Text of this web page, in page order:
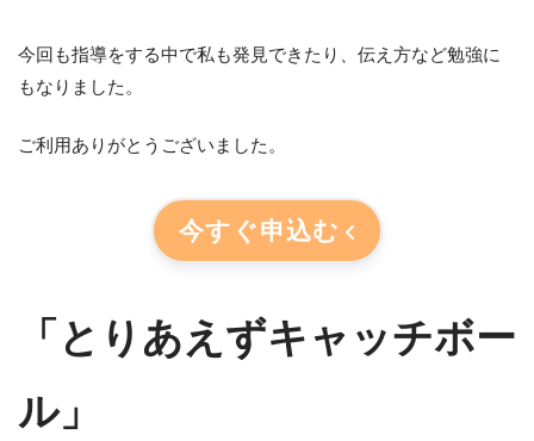
今回も指導をする中で私も発見できたり、伝え方など勉強に
もなりました。
ご利用ありがとうございました。
今すぐ申込む
「とりあえずキャッチボー
ル」